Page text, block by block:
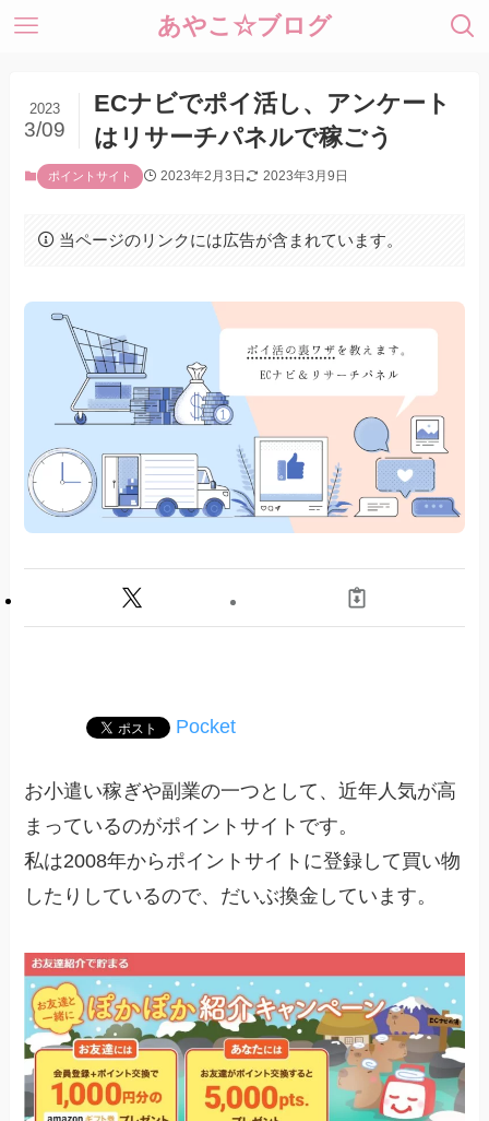
あやこ☆ブログ
ECナビでポイ活し、アンケート
はリサーチパネルで稼ごう
2023
3/09
ポイントサイト 2023年2月3日 2023年3月9日
当ページのリンクには広告が含まれています。
Pocket
お小遣い稼ぎや副業の一つとして、近年人気が高
まっているのがポイントサイトです。
私は2008年からポイントサイトに登録して買い物
したりしているので、だいぶ換金しています。